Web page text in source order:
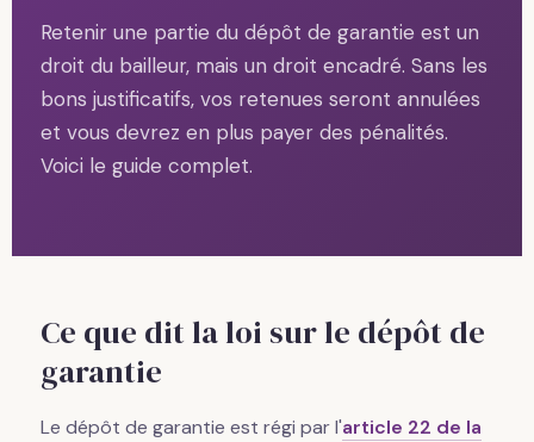
Retenir une partie du dépôt de garantie est un
droit du bailleur, mais un droit encadré. Sans les
bons justificatifs, vos retenues seront annulées
et vous devrez en plus payer des pénalités.
Voici le guide complet.
Ce que dit la loi sur le dépôt de
garantie
Le dépôt de garantie est régi par l'article 22 de la